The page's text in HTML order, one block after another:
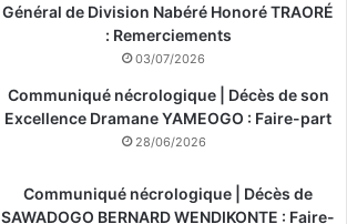
Général de Division Nabéré Honoré TRAORÉ
: Remerciements
03/07/2026
Communiqué nécrologique | Décès de son
Excellence Dramane YAMEOGO : Faire-part
28/06/2026
Communiqué nécrologique | Décès de
SAWADOGO BERNARD WENDIKONTE : Faire-